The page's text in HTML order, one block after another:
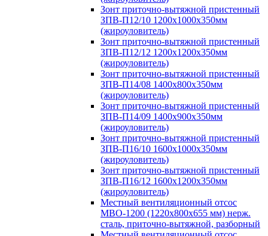
Зонт приточно-вытяжной пристенный
ЗПВ-П12/10 1200х1000х350мм
(жироуловитель)
Зонт приточно-вытяжной пристенный
ЗПВ-П12/12 1200х1200х350мм
(жироуловитель)
Зонт приточно-вытяжной пристенный
ЗПВ-П14/08 1400х800х350мм
(жироуловитель)
Зонт приточно-вытяжной пристенный
ЗПВ-П14/09 1400х900х350мм
(жироуловитель)
Зонт приточно-вытяжной пристенный
ЗПВ-П16/10 1600х1000х350мм
(жироуловитель)
Зонт приточно-вытяжной пристенный
ЗПВ-П16/12 1600х1200х350мм
(жироуловитель)
Местный вентиляционный отсос
МВО-1200 (1220х800х655 мм) нерж.
сталь, приточно-вытяжной, разборный